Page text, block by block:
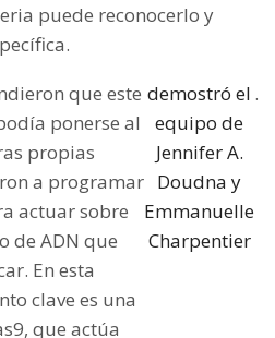
puede reconocerlo y
que este
ponerse al
propias
a programar
actuar sobre
de ADN que
En esta
clave es una
que actúa
demostró el
equipo de
Jennifer A.
Doudna y
Emmanuelle
Charpentier
.